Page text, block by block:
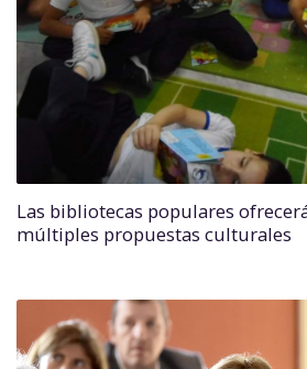
Las bibliotecas populares
múltiples propuestas culturales